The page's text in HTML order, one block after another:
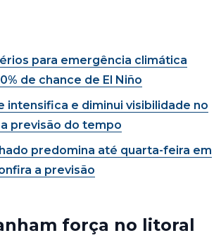
para emergência climática
de chance de El Niño
intensifica e diminui visibilidade no
previsão do tempo
predomina até quarta-feira em
a previsão
força no litoral